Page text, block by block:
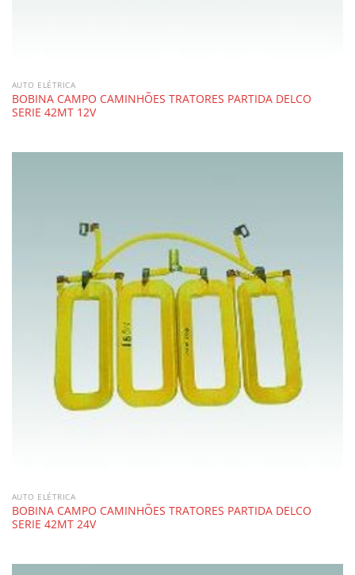
AUTO ELÉTRICA
BOBINA CAMPO CAMINHÕES TRATORES PARTIDA DELCO
SERIE 42MT 12V
AUTO ELÉTRICA
BOBINA CAMPO CAMINHÕES TRATORES PARTIDA DELCO
SERIE 42MT 24V